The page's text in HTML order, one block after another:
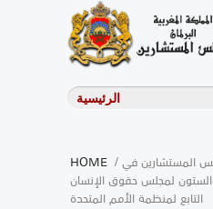
HOME / بلاغ حول مشاركة مجلس المستشارين في
لمجلس حقوق الإنسان
التابع لمنظمة الأمم المتحدة